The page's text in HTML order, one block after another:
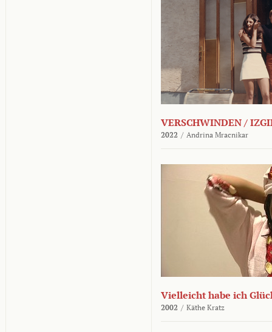
VERSCHWINDEN /
2022 / Andrina Mracnikar
Vielleicht habe ich
2002 / Käthe Kratz